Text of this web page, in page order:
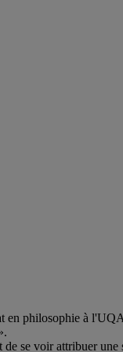
en philosophie à
se voir attribuer